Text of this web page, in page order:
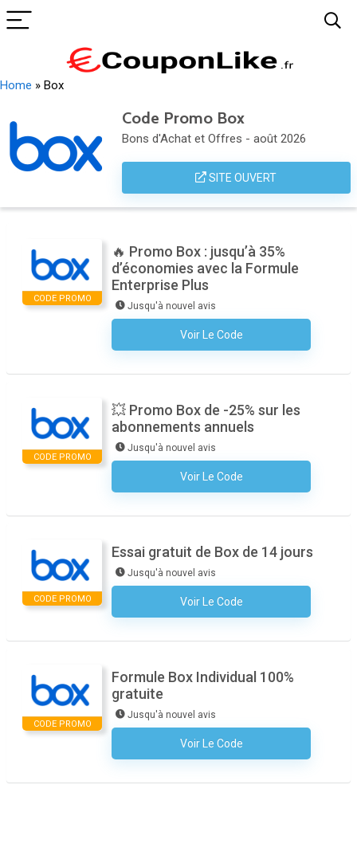
Home » Box
Code Promo Box
Bons d'Achat et Offres - août 2026
SITE OUVERT
CODE PROMO
🔥 Promo Box : jusqu’à 35%
d’économies avec la Formule
Enterprise Plus
Jusqu'à nouvel avis
Voir Le Code
Aucun Code N'est Nécessaire
CODE PROMO
💥 Promo Box de -25% sur les
abonnements annuels
Jusqu'à nouvel avis
Voir Le Code
Aucun Code N'est Nécessaire
CODE PROMO
Essai gratuit de Box de 14 jours
Jusqu'à nouvel avis
Voir Le Code
Aucun Code N'est Nécessaire
CODE PROMO
Formule Box Individual 100%
gratuite
Jusqu'à nouvel avis
Voir Le Code
Aucun Code N'est Nécessaire